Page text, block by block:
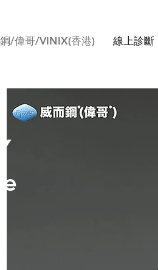
/偉哥/VINIX(香港) 線上診斷